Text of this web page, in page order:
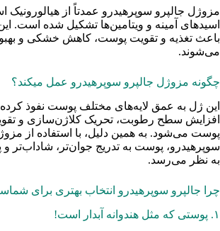
مزوژل جالپرو سوپرهیدرو عمدتاً از هیالورونیک
اسیدهای آمینه و ویتامین‌ها تشکیل شده است.
باعث تغذیه و تقویت پوست، کاهش خشکی و
می‌شوند.
چگونه مزوژل جالپرو سوپرهیدرو عمل میکند؟
این ژل به عمق لایه‌های مختلف پوست نفوذ
افزایش سطح رطوبت، تحریک کلاژن‌سازی و
پوست می‌شود. به همین دلیل، با استفاده از
سوپرهیدرو، پوست به تدریج جوان‌تر، شاداب‌تر و
به نظر می‌رسد.
چرا جالپرو سوپرهیدرو انتخاب بهتری برای
۱. پوستی که مثل هندوانه آبدار است!